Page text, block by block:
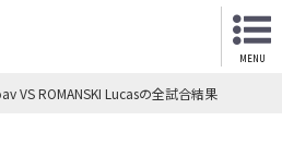
MENU
VS ROMANSKI Lucasの全試合結果